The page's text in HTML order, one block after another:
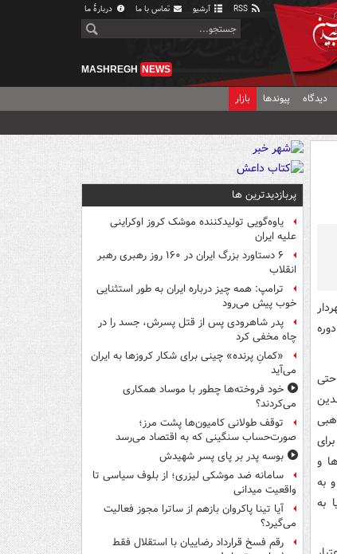
آرشیو تماس با ما دربارهٔ ما
MASHREGH NEWS
دیدگاه پیوندها بازار
شهردار
و
به
به
پربازدیدترین ها
یاوه‌گویی تولیدکننده موشک کروز اوکراینی
علیه ایران
۶ دستاورد بزرگ ایران در ۱۶۰ روز رهبری رهبر
انقلاب
ترامپ: همه چیز درباره ایران به طور استثنایی
خوب پیش می‌رود
پدر شاهرودی پس از قتل پسرش، جسد را در
چاه مخفی کرد
«کمانِ پرنده» چینی برای شکار کروزها به ایران
می‌آید
خود فروخته‌ها چطور با موساد همکاری
می‌کردند؟
توقف طولانی کامیون‌ها پشت مرز؛
صورت‌حساب سنگینی که به اقتصاد می‌رسد
بوسه‌ پدر بر پای پسر شهیدش
سامانه ضد موشکی لیزری؛ از بلوف سیاسی تا
واقعیت میدانی
آیا تینا پاکروان بازهم از ساترا مجوز فعالیت
می‌گیرد؟
رقم فسخ قرارداد رضاییان با استقلال فقط